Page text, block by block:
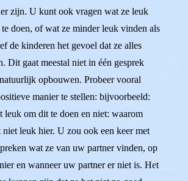
zijn. U kunt ook vragen wat ze leuk
doen, of wat ze minder leuk vinden als
de kinderen het gevoel dat ze alles
Dit gaat meestal niet in één gesprek
opbouwen. Probeer vooral
manier te stellen: bijvoorbeeld:
leuk om dit te doen en niet: waarom
leuk hier. U zou ook een keer met
wat ze van uw partner vinden, op
en wanneer uw partner er niet is. Het